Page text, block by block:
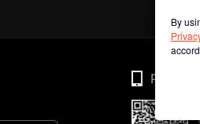
By
Phone